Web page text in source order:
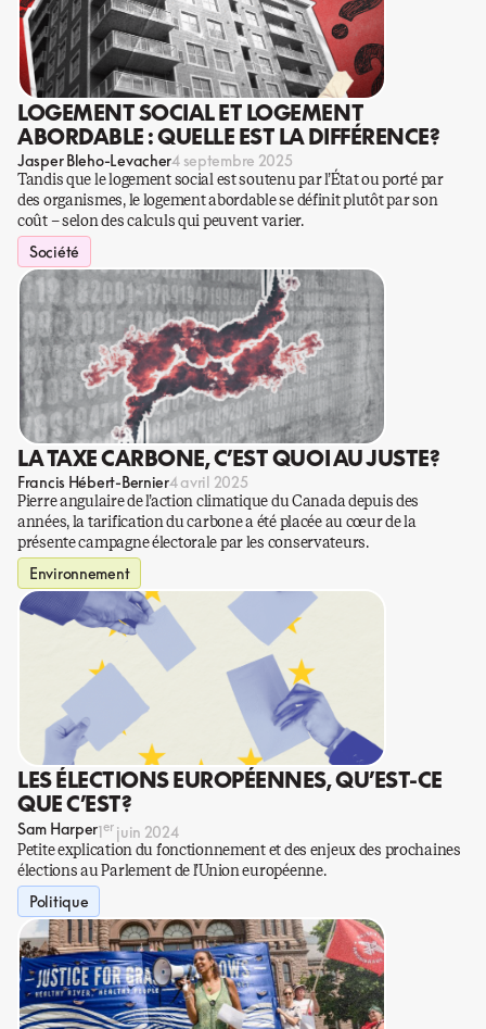
LOGEMENT SOCIAL ET LOGEMENT
ABORDABLE : QUELLE EST LA DIFFÉRENCE?
Jasper Bleho-Levacher4 septembre 2025
Tandis que le logement social est soutenu par l’État ou porté par
des organismes, le logement abordable se définit plutôt par son
coût – selon des calculs qui peuvent varier.
Société
LA TAXE CARBONE, C’EST QUOI AU JUSTE?
Francis Hébert-Bernier4 avril 2025
Pierre angulaire de l’action climatique du Canada depuis des
années, la tarification du carbone a été placée au cœur de la
présente campagne électorale par les conservateurs.
Environnement
LES ÉLECTIONS EUROPÉENNES, QU’EST-CE
QUE C’EST?
Sam Harper1erjuin 2024
Petite explication du fonctionnement et des enjeux des prochaines
élections au Parlement de l’Union européenne.
Politique